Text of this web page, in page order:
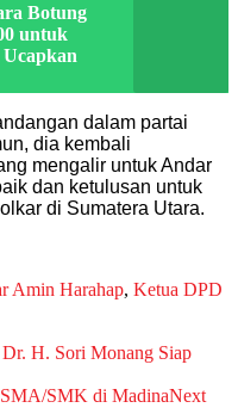
Botung
untuk
dalam partai
dia kembali
mengalir untuk Andar
dan ketulusan untuk
di Sumatera Utara.
Amin Harahap, Ketua DPD
H. Sori Monang Siap
SMK di MadinaNext